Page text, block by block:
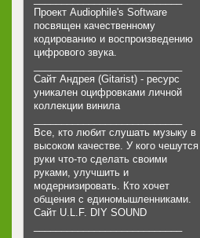
Проект Audiophile's Software
посвящен качественному
кодированию и воспроизведению
цифрового звука.
Сайт Андрея (Gitarist) - ресурс
уникален оцифровками личной
коллекции винила
Все, кто любит слушать музыку в
высоком качестве. У кого чешутся
руки что-то сделать своими
руками, улучшить и
модернизировать. Кто хочет
общения с единомышленниками.
Cайт U.L.F. DIY SOUND